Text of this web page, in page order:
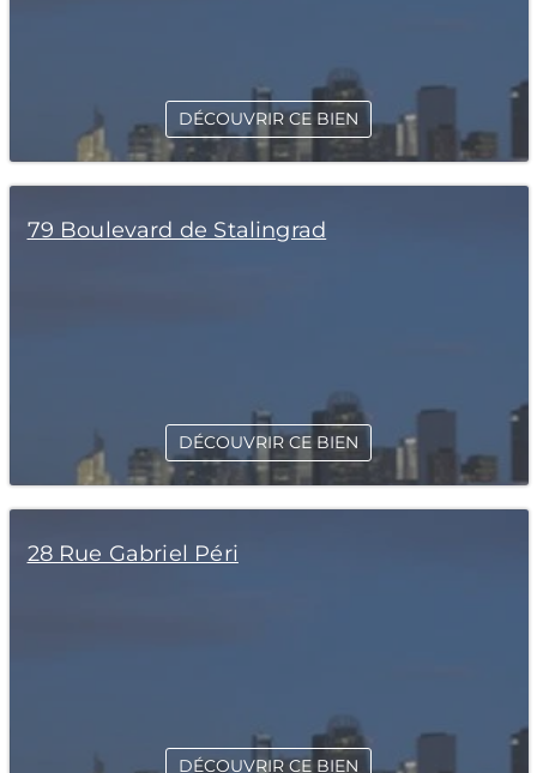
DÉCOUVRIR CE BIEN
79 Boulevard de Stalingrad
DÉCOUVRIR CE BIEN
28 Rue Gabriel Péri
DÉCOUVRIR CE BIEN